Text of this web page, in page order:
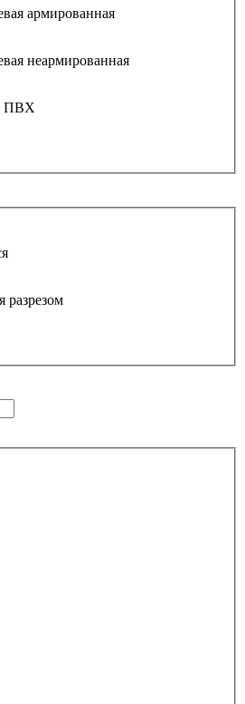
армированная
неармированная
ПВХ